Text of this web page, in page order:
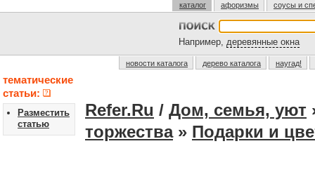
каталог афоризмы соусы и
Например, деревянные окна
новости каталога дерево каталога наугад!
тематические
статьи:
Разместить
статью
Refer.Ru / Дом, семья, уют
торжества» Подарки и